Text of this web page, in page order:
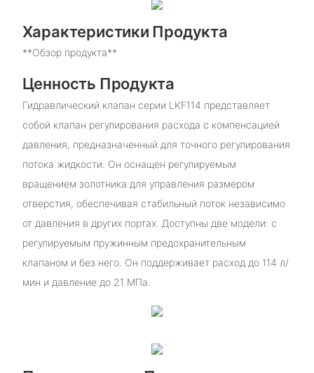
Характеристики Продукта
**Обзор продукта**
Ценность Продукта
Гидравлический клапан серии LKF114 представляет
собой клапан регулирования расхода с компенсацией
давления, предназначенный для точного регулирования
потока жидкости. Он оснащен регулируемым
вращением золотника для управления размером
отверстия, обеспечивая стабильный поток независимо
от давления в других портах. Доступны две модели: с
регулируемым пружинным предохранительным
клапаном и без него. Он поддерживает расход до 114 л/
мин и давление до 21 МПа.